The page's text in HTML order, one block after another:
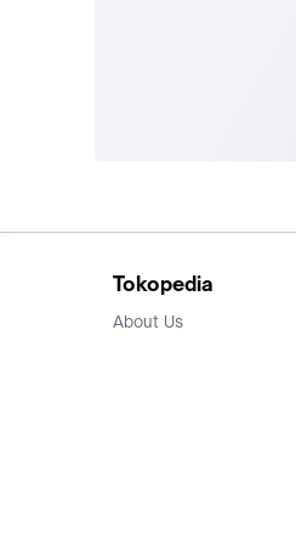
Tokopedia
About Us